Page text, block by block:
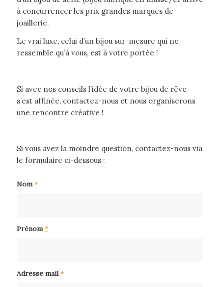
à concurrencer les prix grandes marques de
joaillerie.
Le vrai luxe, celui d’un bijou sur-mesure qui ne
ressemble qu’à vous, est à votre portée !
Si avec nos conseils l’idée de votre bijou de rêve
s’est affinée, contactez-nous et nous organiserons
une rencontre créative !
Si vous avez la moindre question, contactez-nous via
le formulaire ci-dessous :
Nom*
Prénom*
Adresse mail*